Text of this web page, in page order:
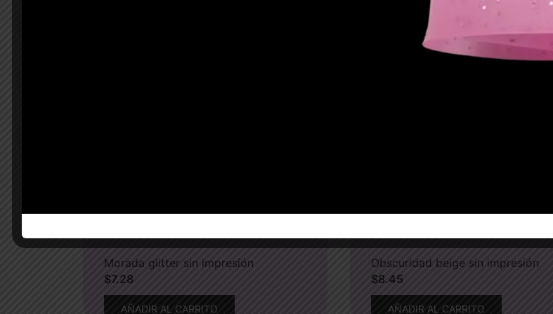
Morada glitter sin impresión
$7.28
AÑADIR AL CARRITO
Obscuridad beige sin impresión
$8.45
AÑADIR AL CARRITO